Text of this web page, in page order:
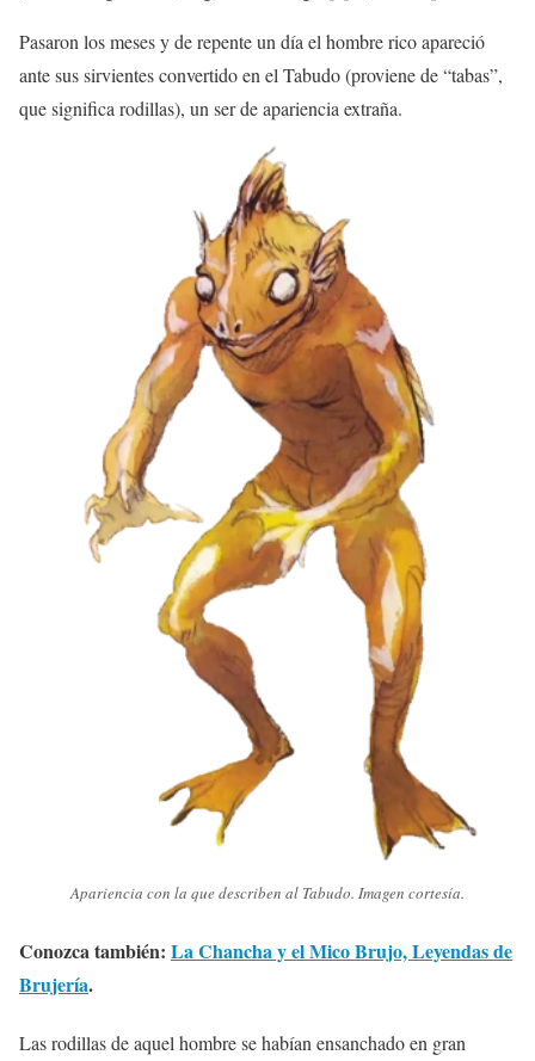
Pasaron los meses y de repente un día el hombre rico apareció
ante sus sirvientes convertido en el Tabudo (proviene de “tabas”,
que significa rodillas), un ser de apariencia extraña.
Apariencia con la que describen al Tabudo. Imagen cortesía.
Conozca también: La Chancha y el Mico Brujo, Leyendas de
Brujería.
Las rodillas de aquel hombre se habían ensanchado en gran